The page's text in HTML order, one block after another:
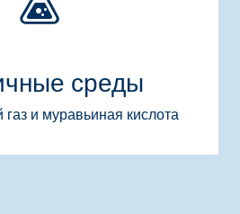
среды
и муравьиная кислота